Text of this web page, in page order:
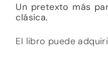
Un pretexto más
clásica.
El libro puede